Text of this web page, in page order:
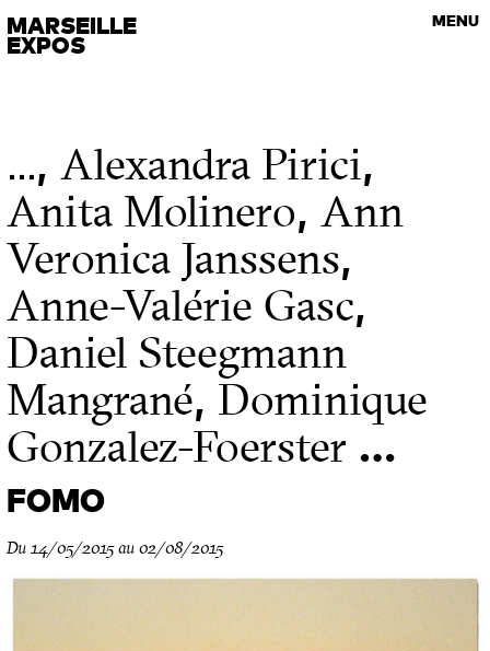
MARSEILLE
EXPOS
MENU
VISITES GUIDÉES
Les rendez-vous de l’art contemporain
..., Alexandra Pirici,
Anita Molinero, Ann
Veronica Janssens,
Anne-Valérie Gasc,
Daniel Steegmann
Mangrané, Dominique
Gonzalez-Foerster …
FOMO
Du 14/05/2015 au 02/08/2015